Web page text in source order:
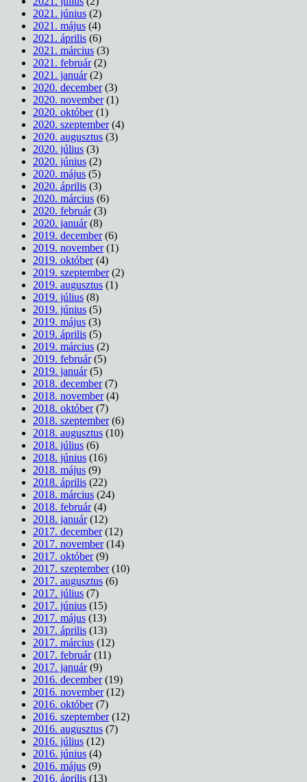
2021. június (2)
2021. május (4)
2021. április (6)
2021. március (3)
2021. február(2)
2021. január(2)
2020. december(3)
2020. november(1)
2020. október(1)
2020. szeptember(4)
2020. augusztus (3)
2020. július (3)
2020. június (2)
2020. május (5)
2020. április (3)
2020. március (6)
2020. február(3)
2020. január(8)
2019. december(6)
2019. november(1)
2019. október(4)
2019. szeptember(2)
2019. augusztus (1)
2019. július (8)
2019. június (5)
2019. május (3)
2019. április (5)
2019. március (2)
2019. február(5)
2019. január(5)
2018. december(7)
2018. november(4)
2018. október(7)
2018. szeptember(6)
2018. augusztus (10)
2018. július (6)
2018. június (16)
2018. május (9)
2018. április (22)
2018. március (24)
2018. február(4)
2018. január(12)
2017. december(12)
2017. november(14)
2017. október(9)
2017. szeptember(10)
2017. augusztus (6)
2017. július (7)
2017. június (15)
2017. május (13)
2017. április (13)
2017. március (12)
2017. február(11)
2017. január(9)
2016. december(19)
2016. november(12)
2016. október(7)
2016. szeptember(12)
2016. augusztus (7)
2016. július (12)
2016. június (4)
2016. május (9)
2016. április (13)